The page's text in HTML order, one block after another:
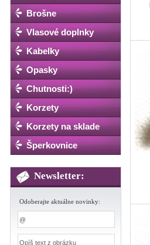
Brošne
Vlasové doplnky
Kabelky
Opasky
Chutnosti:)
Korzety
Korzety na sklade
Šperkovnice
Newsletter:
Odoberajte aktuálne novinky: